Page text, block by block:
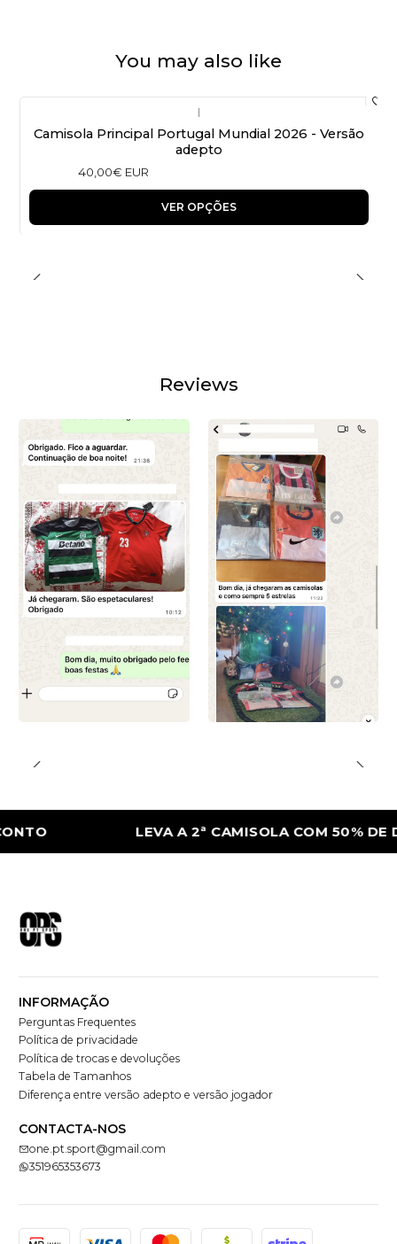
You may also like
|
Camisola Principal Portugal Mundial 2026 - Versão
adepto
40,00€ EUR
VER OPÇÕES
Reviews
LEVA A 2ª CAMISOLA COM 50% DE
INFORMAÇÃO
Perguntas Frequentes
Política de privacidade
Política de trocas e devoluções
Tabela de Tamanhos
Diferença entre versão adepto e versão jogador
CONTACTA-NOS
one.pt.sport@gmail.com
351965353673